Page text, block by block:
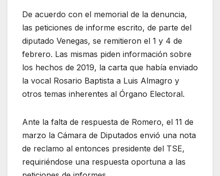
De acuerdo con el memorial de la denuncia,
las peticiones de informe escrito, de parte del
diputado Venegas, se remitieron el 1 y 4 de
febrero. Las mismas piden información sobre
los hechos de 2019, la carta que había enviado
la vocal Rosario Baptista a Luis Almagro y
otros temas inherentes al Órgano Electoral.
Ante la falta de respuesta de Romero, el 11 de
marzo la Cámara de Diputados envió una nota
de reclamo al entonces presidente del TSE,
requiriéndose una respuesta oportuna a las